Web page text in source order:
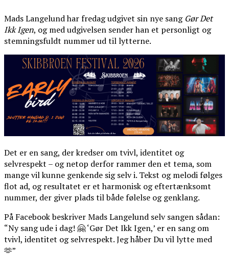
Mads Langelund har fredag udgivet sin nye sang Gør Det
Ikk Igen, og med udgivelsen sender han et personligt og
stemningsfuldt nummer ud til lytterne.
Det er en sang, der kredser om tvivl, identitet og
selvrespekt – og netop derfor rammer den et tema, som
mange vil kunne genkende sig selv i. Tekst og melodi følges
flot ad, og resultatet er et harmonisk og eftertænksomt
nummer, der giver plads til både følelse og genklang.
På Facebook beskriver Mads Langelund selv sangen sådan:
“Ny sang ude i dag! 🤗 ‘Gør Det Ikk Igen,’ er en sang om
tvivl, identitet og selvrespekt. Jeg håber Du vil lytte med
🫶”